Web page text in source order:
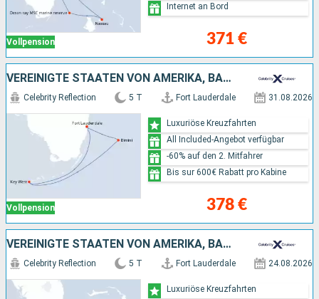
Vollpension 371 €
Internet an Bord
VEREINIGTE STAATEN VON AMERIKA, BAHAMAS
Vollpension
Celebrity Reflection 5 T Fort Lauderdale 31.08.2026
378 €
Luxuriöse Kreuzfahrten
All Included-Angebot verfügbar
-60% auf den 2. Mitfahrer
Bis sur 600€ Rabatt pro Kabine
VEREINIGTE STAATEN VON AMERIKA, BAHAMAS
Celebrity Reflection 5 T Fort Lauderdale 24.08.2026
Luxuriöse Kreuzfahrten